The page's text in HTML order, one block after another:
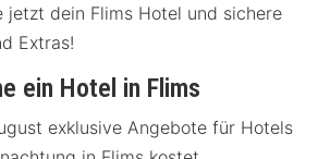
jetzt dein Flims Hotel und sichere
Extras!
ein Hotel in Flims
exklusive Angebote für Hotels